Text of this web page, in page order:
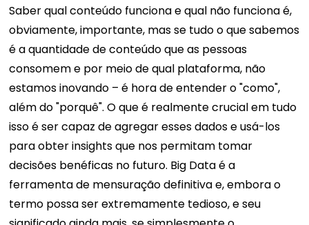
Saber qual conteúdo funciona e qual não funciona é,
obviamente, importante, mas se tudo o que sabemos
é a quantidade de conteúdo que as pessoas
consomem e por meio de qual plataforma, não
estamos inovando – é hora de entender o "como",
além do "porquê". O que é realmente crucial em tudo
isso é ser capaz de agregar esses dados e usá-los
para obter insights que nos permitam tomar
decisões benéficas no futuro. Big Data é a
ferramenta de mensuração definitiva e, embora o
termo possa ser extremamente tedioso, e seu